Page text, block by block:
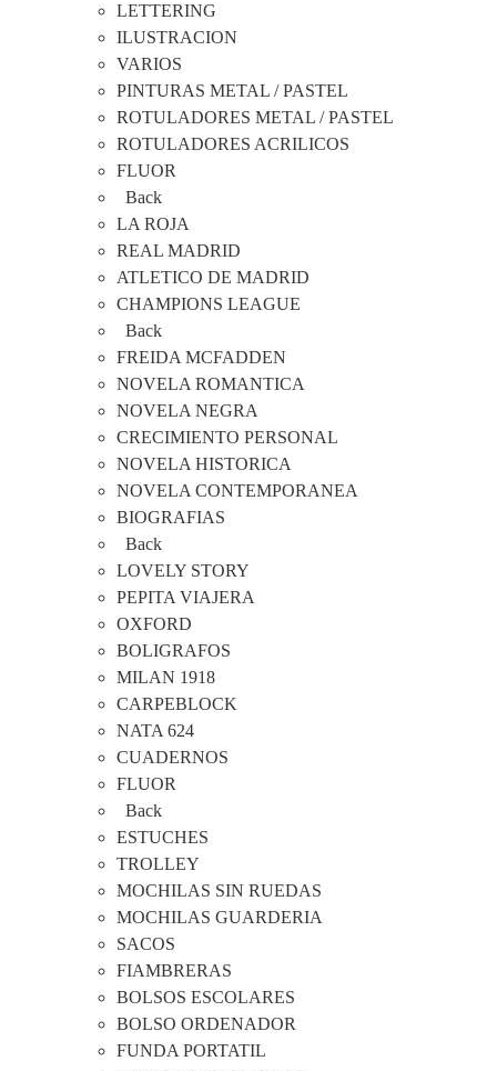
LETTERING
ILUSTRACION
VARIOS
PINTURAS METAL / PASTEL
ROTULADORES METAL / PASTEL
ROTULADORES ACRILICOS
FLUOR
Back
LA ROJA
REAL MADRID
ATLETICO DE MADRID
CHAMPIONS LEAGUE
Back
FREIDA MCFADDEN
NOVELA ROMANTICA
NOVELA NEGRA
CRECIMIENTO PERSONAL
NOVELA HISTORICA
NOVELA CONTEMPORANEA
BIOGRAFIAS
Back
LOVELY STORY
PEPITA VIAJERA
OXFORD
BOLIGRAFOS
MILAN 1918
CARPEBLOCK
NATA 624
CUADERNOS
FLUOR
Back
ESTUCHES
TROLLEY
MOCHILAS SIN RUEDAS
MOCHILAS GUARDERIA
SACOS
FIAMBRERAS
BOLSOS ESCOLARES
BOLSO ORDENADOR
FUNDA PORTATIL